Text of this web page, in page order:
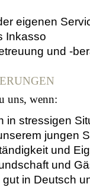
eigenen
Inkasso
und -
uns, wenn:
in stressigen
jungen
und
und
gut in Deutsch